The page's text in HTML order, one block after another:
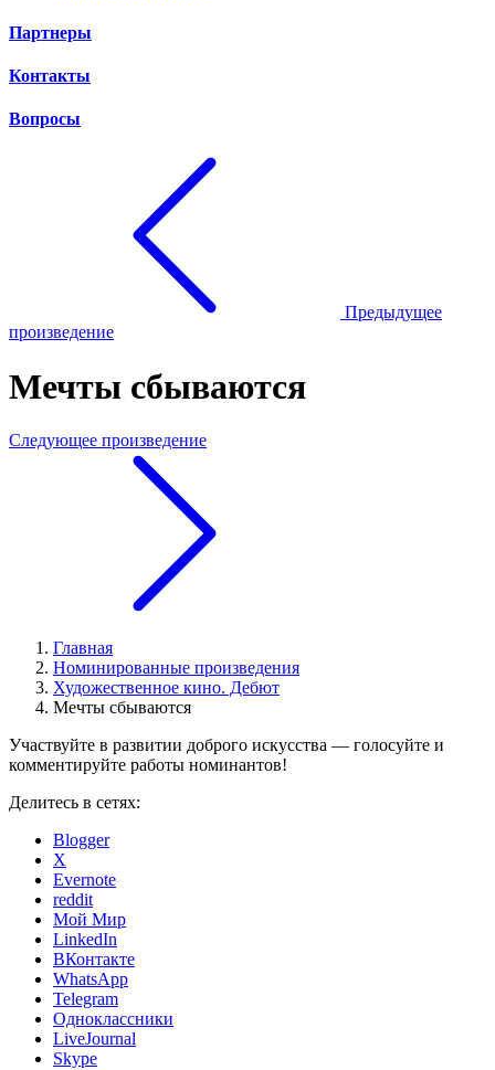
Партнеры
Контакты
Вопросы
Предыдущее
произведение
Мечты сбываются
Следующее произведение
Главная
Номинированные произведения
Художественное кино. Дебют
Мечты сбываются
Участвуйте в развитии доброго искусства — голосуйте и
комментируйте работы номинантов!
Делитесь в сетях:
Blogger
X
Evernote
reddit
Мой Мир
LinkedIn
ВКонтакте
WhatsApp
Telegram
Одноклассники
LiveJournal
Skype